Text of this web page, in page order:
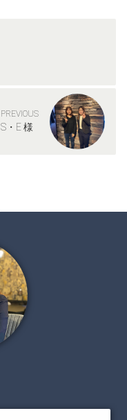
PREVIOUS
S・E 様